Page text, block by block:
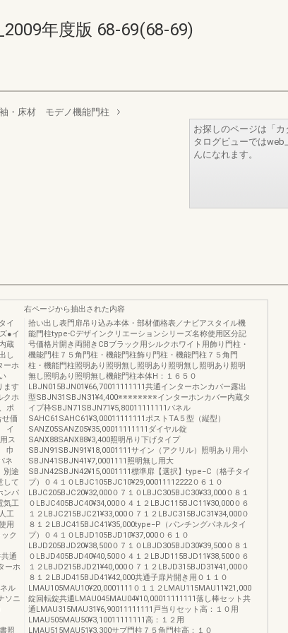
年度版 68-69(68-69)
・床材 モデノ機能門柱
お探しのページは「
タログビューでは
んになれます。
イ
●イ
蔵
し
ーホ
ます
クホ
ポ
価
イ
ス
巾
ネ
別途
して
ンパ
気工
工
用
ク
通
ーホ
ル
ソニ
照
右ページから抽出された内容
拾い出し表門扉吊り込み本体・部材価格表／ナビアスタイル機
能門柱type-Cデザインクリエーションシリーズ名称使用区分記
号価格片開き両開きCBブラック用シルクホワイト用飾り門柱・
機能門柱７５角門柱・機能門柱飾り門柱・機能門柱７５角門
柱・機能門柱照明あり照明無し照明あり照明無し照明あり照明
無し照明あり照明無し機能門柱本体H：１６５０
LBJN015BJN01¥66,70011111111共通インターホンカバー露出
型SBJN31SBJN31¥4,400※※※※※※※※インターホンカバー内蔵タ
イプ枠SBJN71SBJN71¥5,80011111111パネル
SAHC61SAHC61¥3,00011111111ポストTA５型（縦型）
SANZ05SANZ05¥35,00011111111ダイヤル錠
SANX88SANX88¥3,400照明吊り下げタイプ
SBJN91SBJN91¥18,0001111サイン（アクリル）照明あり用小
SBJN41SBJN41¥7,0001111照明無し用大
SBJN42SBJN42¥15,0001111標準扉【選択】type−C（格子タイ
プ）０４１０LBJC105BJC10¥29,00011112222０６１０
LBJC205BJC20¥32,000０７１０LBJC305BJC30¥33,000０８１
０LBJC405BJC40¥34,000０４１２LBJC115BJC11¥30,000０６
１２LBJC215BJC21¥33,000０７１２LBJC315BJC31¥34,000０
８１２LBJC415BJC41¥35,000type−P（パンチングパネルタイ
プ）０４１０LBJD105BJD10¥37,000０６１０
LBJD205BJD20¥38,500０７１０LBJD305BJD30¥39,500０８１
０LBJD405BJD40¥40,500０４１２LBJD115BJD11¥38,500０６
１２LBJD215BJD21¥40,000０７１２LBJD315BJD31¥41,000０
８１２LBJD415BJD41¥42,000共通子扉片開き用０１１０
LMAU105MAU10¥20,0001111０１１２LMAU115MAU11¥21,000
錠回転錠共通LMAU045MAU04¥10,00011111111落し棒セット共
通LMAU315MAU31¥6,90011111111戸当りセット高：１０用
LMAU505MAU50¥3,10011111111高：１２用
LMAU515MAU51¥3,300サブ門柱７５角門柱高：１０